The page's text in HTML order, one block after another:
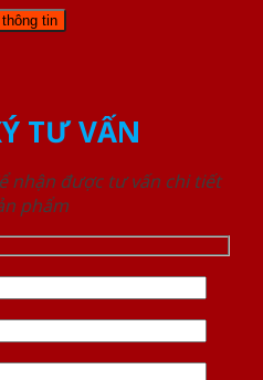
TƯ VẤN
nhận được tư vấn chi tiết
phẩm